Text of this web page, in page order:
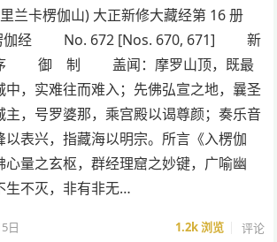
兰卡楞伽山) 大正新修大藏经第 16 册
楞伽经 No. 672 [Nos. 670, 671] 新
序 御 制 盖闻：摩罗山顶，既最
中，实难往而难入；先佛弘宣之地，曩圣
主，号罗婆那，乘宫殿以谒尊颜；奏乐音
以表兴，指藏海以明宗。所言《入楞伽
心量之玄枢，群经理窟之妙键，广喻幽
生不灭，非有非无…
日 1.2k浏览 评论